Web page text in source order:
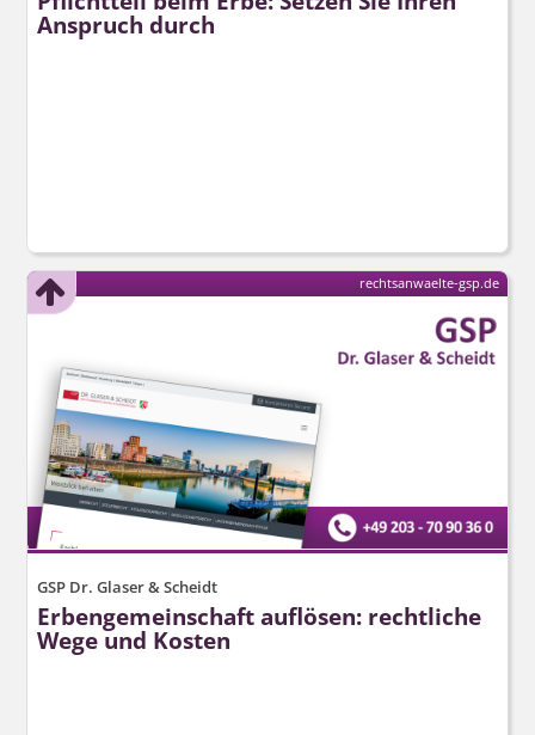
Anspruch durch
GSP Dr. Glaser & Scheidt
Erbengemeinschaft auflösen: rechtliche
Wege und Kosten
rechtsanwaelte-gsp.de